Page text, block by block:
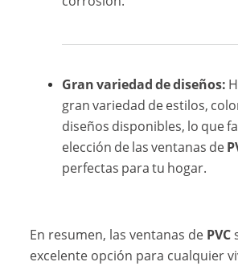
Gran variedad de diseños:
gran variedad de estilos,
diseños disponibles, lo que
elección de las ventanas de
perfectas para tu hogar.
En resumen, las ventanas de PVC
excelente opción para cualquier